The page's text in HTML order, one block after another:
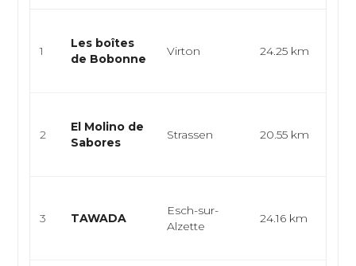
1
Les boîtes
de Bobonne
Virton 24.25 km
2
El Molino de
Sabores
Strassen 20.55 km
3 TAWADA
Esch-sur-
Alzette
24.16 km